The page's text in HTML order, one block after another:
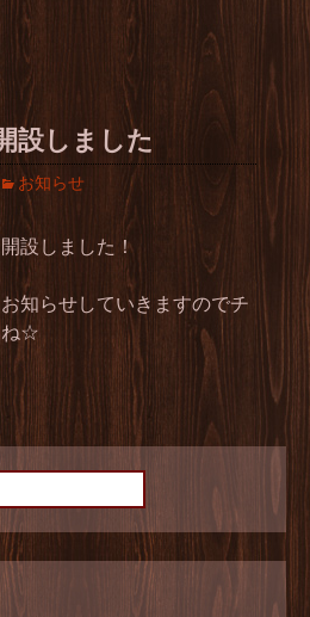
設しました
お知らせ
設しました！
知らせしていきますのでチ
ね☆